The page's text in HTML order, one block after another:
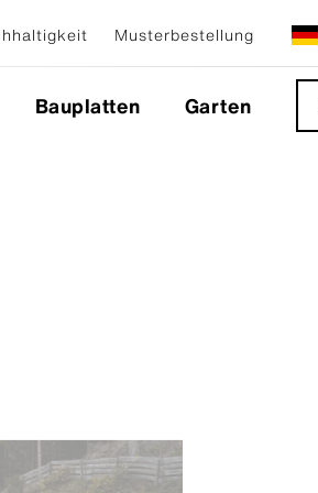
Musterbestellung
Bauplatten Garten